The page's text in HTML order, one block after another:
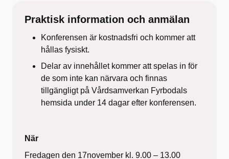
Praktisk information och anmälan
Konferensen är kostnadsfri och kommer att
hållas fysiskt.
Delar av innehållet kommer att spelas in för
de som inte kan närvara och finnas
tillgängligt på Vårdsamverkan Fyrbodals
hemsida under 14 dagar efter konferensen.
När
Fredagen den 17november kl. 9.00 – 13.00